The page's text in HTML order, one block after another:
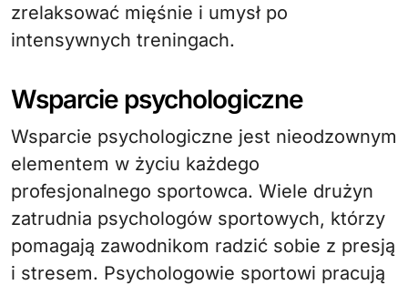
zrelaksować mięśnie i umysł po
intensywnych treningach.
Wsparcie psychologiczne
Wsparcie psychologiczne jest nieodzownym
elementem w życiu każdego
profesjonalnego sportowca. Wiele drużyn
zatrudnia psychologów sportowych, którzy
pomagają zawodnikom radzić sobie z presją
i stresem. Psychologowie sportowi pracują